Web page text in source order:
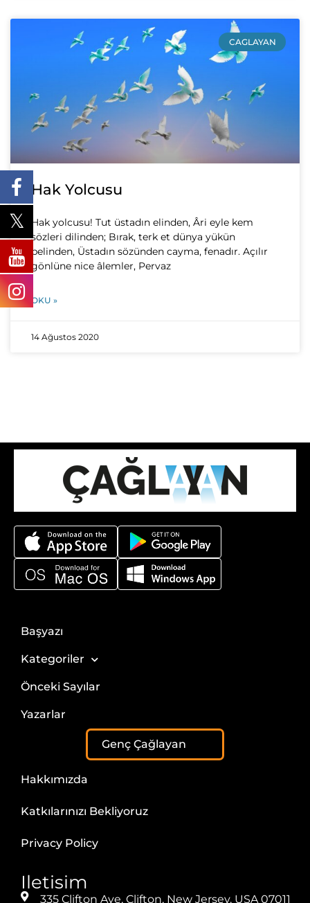
CAGLAYAN
Hak Yolcusu
Hak yolcusu! Tut üstadın elinden, Âri eyle kem
sözleri dilinden; Bırak, terk et dünya yükün
belinden, Üstadın sözünden cayma, fenadır. Açılır
gönlüne nice âlemler, Pervaz
OKU »
14 Ağustos 2020
Başyazı
Kategoriler
Önceki Sayılar
Yazarlar
Genç Çağlayan
Hakkımızda
Katkılarınızı Bekliyoruz
Privacy Policy
Iletisim
335 Clifton Ave, Clifton, New Jersey, USA 07011